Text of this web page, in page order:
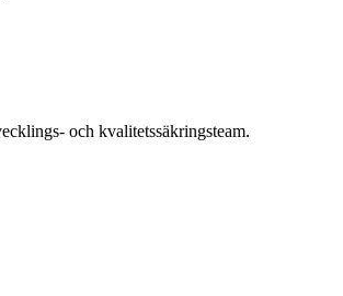
och kvalitetssäkringsteam.